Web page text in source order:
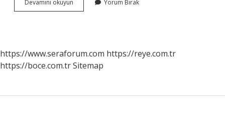
Devamını okuyun
Dörtlük
Yorum Bırak
https://www.seraforum.com https://reye.com.tr
https://boce.com.trSitemap